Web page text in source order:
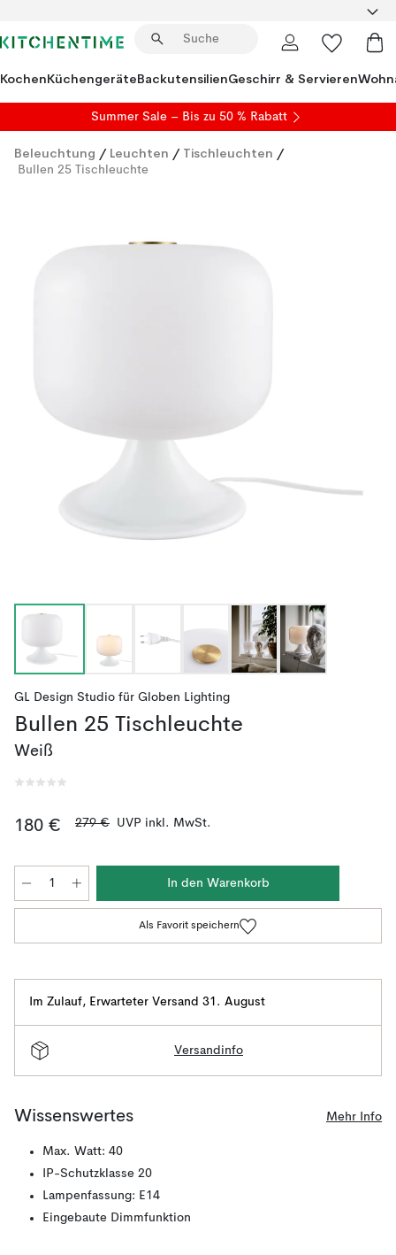
KochenKüchengeräteBackutensilienGeschirr & Servieren
Summer Sale – Bis zu 50 % Rabatt
Beleuchtung / Leuchten / Tischleuchten /
Bullen 25 Tischleuchte
GL Design Studio für Globen Lighting
Bullen 25 Tischleuchte
Weiß
180 € 279 € UVP inkl. MwSt.
In den Warenkorb
Als Favorit speichern
Im Zulauf, Erwarteter Versand 31. August
Versandinfo
Wissenswertes Mehr Info
Max. Watt: 40
IP-Schutzklasse 20
Lampenfassung: E14
Eingebaute Dimmfunktion